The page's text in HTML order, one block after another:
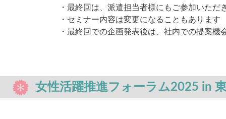
・最終回は、派遣担当者様にもご参加いた
・セミナー内容は変更になることもあります
・最終回での企画発表後は、社内での提案
女性活躍推進フォーラム2025 in